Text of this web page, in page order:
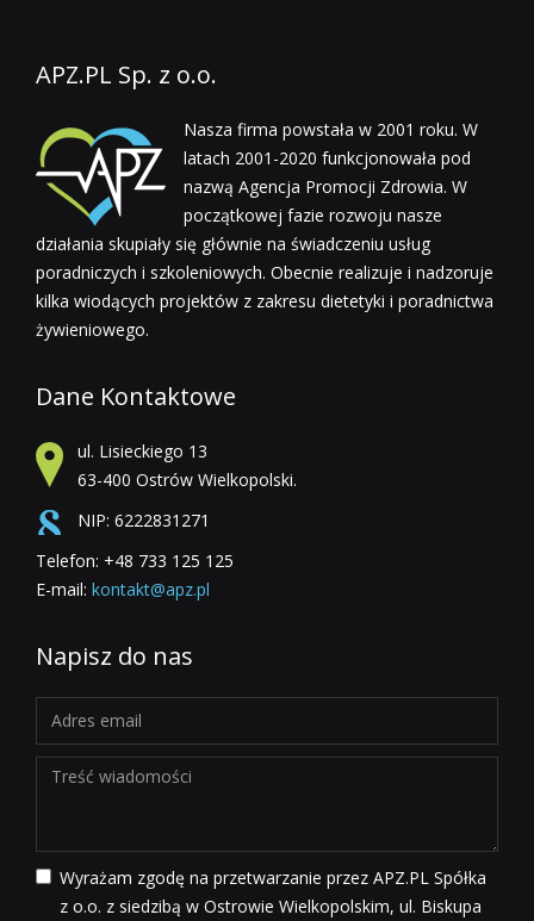
APZ.PL Sp. z o.o.
Nasza firma powstała w 2001 roku. W
latach 2001-2020 funkcjonowała pod
nazwą Agencja Promocji Zdrowia. W
początkowej fazie rozwoju nasze
działania skupiały się głównie na świadczeniu usług
poradniczych i szkoleniowych. Obecnie realizuje i nadzoruje
kilka wiodących projektów z zakresu dietetyki i poradnictwa
żywieniowego.
Dane Kontaktowe
ul. Lisieckiego 13
63-400 Ostrów Wielkopolski.
NIP: 6222831271
Telefon: +48 733 125 125
E-mail: kontakt@apz.pl
Napisz do nas
Wyrażam zgodę na przetwarzanie przez APZ.PL Spółka
z o.o. z siedzibą w Ostrowie Wielkopolskim, ul. Biskupa